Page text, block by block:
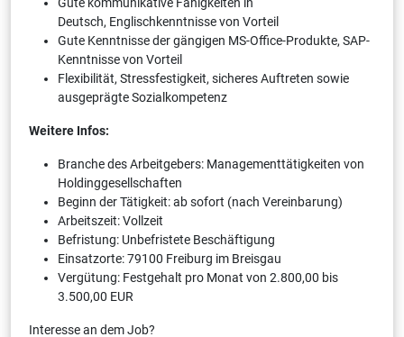
Deutsch, Englischkenntnisse von Vorteil
Gute Kenntnisse der gängigen MS-Office-Produkte, SAP-
Kenntnisse von Vorteil
Flexibilität, Stressfestigkeit, sicheres Auftreten sowie
ausgeprägte Sozialkompetenz
Weitere Infos:
Branche des Arbeitgebers: Managementtätigkeiten von
Holdinggesellschaften
Beginn der Tätigkeit: ab sofort (nach Vereinbarung)
Arbeitszeit: Vollzeit
Befristung: Unbefristete Beschäftigung
Einsatzorte: 79100 Freiburg im Breisgau
Vergütung: Festgehalt pro Monat von 2.800,00 bis
3.500,00 EUR
Interesse an dem Job?